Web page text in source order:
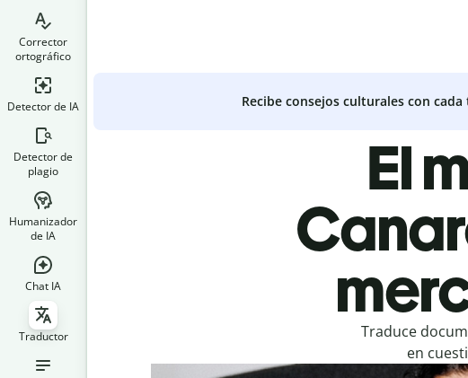
Corrector
ortográfico
Detector de IA
Detector de
plagio
Humanizador
de IA
Chat IA
Traductor
Recibe consejos culturales con
El
Traduce
en